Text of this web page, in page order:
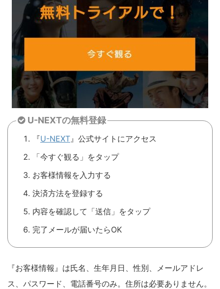
U-NEXTの無料登録
『U-NEXT 』公式サイトにアクセス
「今すぐ観る」をタップ
お客様情報を入力する
決済方法を登録する
内容を確認して「送信」をタップ
完了メールが届いたらOK
『お客様情報』は氏名、生年月日、性別、メールアドレ
ス、パスワード、電話番号のみ。住所は必要ありません。